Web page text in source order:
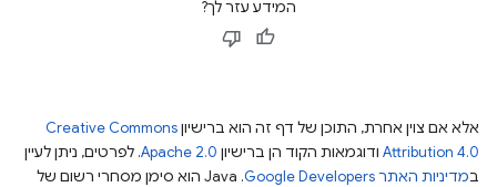
המידע עזר לך?
אלא אם צוין אחרת, התוכן של דף זה הוא ברישיוןCreative Commons
Attribution 4.0 ודוגמאות הקוד הן ברישיון Apache 2.0. לפרטים, ניתן לעיין
במדיניות האתר Google Developers‏
.‏ Java הוא סימן מסחרי רשום של